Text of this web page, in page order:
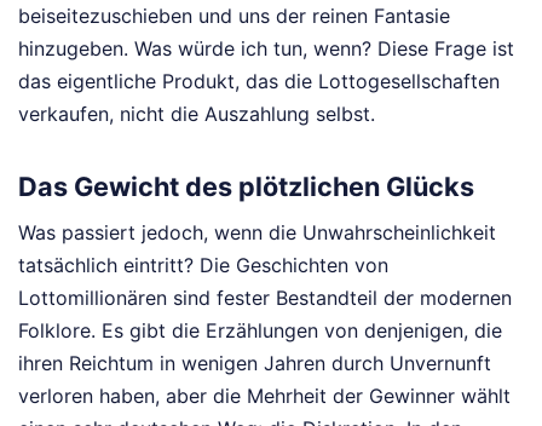
beiseitezuschieben und uns der reinen Fantasie
hinzugeben. Was würde ich tun, wenn? Diese Frage ist
das eigentliche Produkt, das die Lottogesellschaften
verkaufen, nicht die Auszahlung selbst.
Das Gewicht des plötzlichen Glücks
Was passiert jedoch, wenn die Unwahrscheinlichkeit
tatsächlich eintritt? Die Geschichten von
Lottomillionären sind fester Bestandteil der modernen
Folklore. Es gibt die Erzählungen von denjenigen, die
ihren Reichtum in wenigen Jahren durch Unvernunft
verloren haben, aber die Mehrheit der Gewinner wählt